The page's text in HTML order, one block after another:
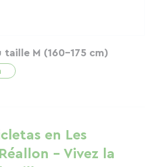
M (160-175 cm)
en Les
- Vivez la